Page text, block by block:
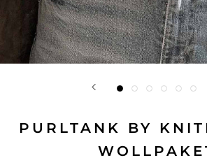
PURLTANK BY